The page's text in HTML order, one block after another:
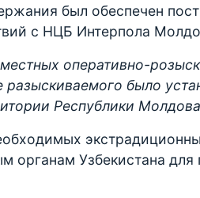
был обеспечен
с НЦБ Интерпола
оперативно-
было
Республики
органам Узбекистана для